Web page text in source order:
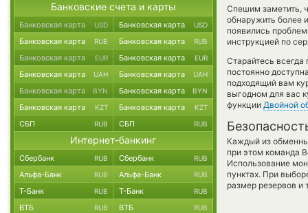
Спешим заметить,
обнаружить более
появились
инструкцией по
Старайтесь
постоянно
подходящий вам
выгодном для вас
функции Двойной
Каждый из
при этом команда
Использование
пунктах. При
размер резервов и
Банковские счета и карты
Банковская карта USD Банковская карта USD
Банковская карта RUB Банковская карта RUB
Банковская карта EUR Банковская карта EUR
Банковская карта UAH Банковская карта UAH
Банковская карта BYN Банковская карта BYN
Банковская карта KZT Банковская карта KZT
СБП RUB СБП RUB
Интернет-банкинг
Сбербанк RUB Сбербанк RUB
Альфа-Банк RUB Альфа-Банк RUB
Т-Банк RUB Т-Банк RUB
ВТБ RUB ВТБ RUB